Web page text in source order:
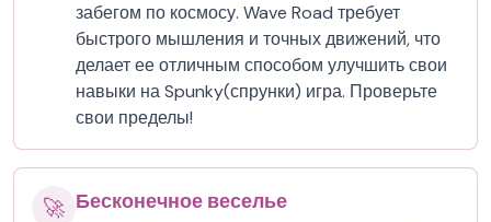
забегом по космосу. Wave Road требует
быстрого мышления и точных движений, что
делает ее отличным способом улучшить свои
навыки на Spunky(спрунки) игра. Проверьте
свои пределы!
🚀 Бесконечное веселье